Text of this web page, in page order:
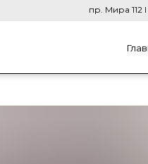
пр. Мира 112